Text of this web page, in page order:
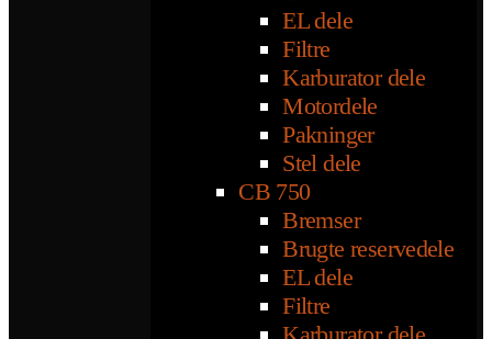
EL dele
Filtre
Karburator dele
Motordele
Pakninger
Stel dele
CB 750
Bremser
Brugte reservedele
EL dele
Filtre